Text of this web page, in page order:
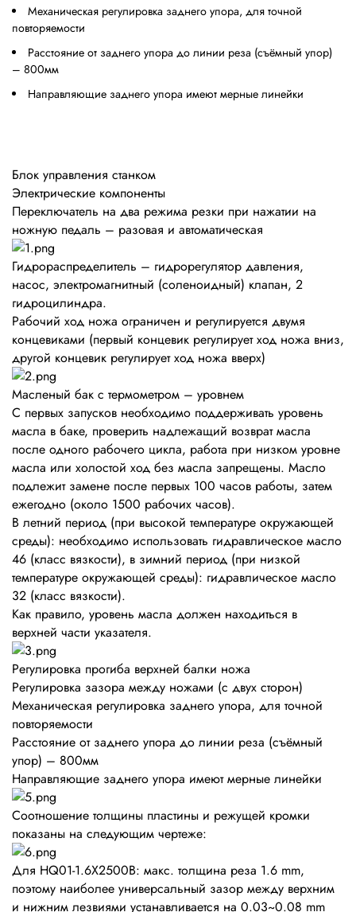
Механическая регулировка заднего упора, для точной
повторяемости
Расстояние от заднего упора до линии реза (съёмный упор)
– 800мм
Направляющие заднего упора имеют мерные линейки
Блок управления станком
Электрические компоненты
Переключатель на два режима резки при нажатии на
ножную педаль – разовая и автоматическая
Гидрораспределитель – гидрорегулятор давления,
насос, электромагнитный (соленоидный) клапан, 2
гидроцилиндра.
Рабочий ход ножа ограничен и регулируется двумя
концевиками (первый концевик регулирует ход ножа вниз,
другой концевик регулирует ход ножа вверх)
Масленый бак с термометром – уровнем
С первых запусков необходимо поддерживать уровень
масла в баке, проверить надлежащий возврат масла
после одного рабочего цикла, работа при низком уровне
масла или холостой ход без масла запрещены. Масло
подлежит замене после первых 100 часов работы, затем
ежегодно (около 1500 рабочих часов).
В летний период (при высокой температуре окружающей
среды): необходимо использовать гидравлическое масло
46 (класс вязкости), в зимний период (при низкой
температуре окружающей среды): гидравлическое масло
32 (класс вязкости).
Как правило, уровень масла должен находиться в
верхней части указателя.
Регулировка прогиба верхней балки ножа
Регулировка зазора между ножами (с двух сторон)
Механическая регулировка заднего упора, для точной
повторяемости
Расстояние от заднего упора до линии реза (съёмный
упор) – 800мм
Направляющие заднего упора имеют мерные линейки
Соотношение толщины пластины и режущей кромки
показаны на следующим чертеже:
Для HQ01-1.6X2500B: макс. толщина реза 1.6 mm,
поэтому наиболее универсальный зазор между верхним
и нижним лезвиями устанавливается на 0.03~0.08 mm